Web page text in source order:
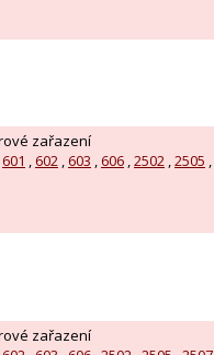
zařazení
601 , 602 , 603 , 606 ,2502 ,2505 ,
zařazení